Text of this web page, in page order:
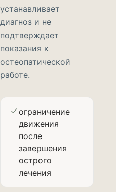
устанавливает
диагноз и не
подтверждает
показания к
остеопатической
работе.
ограничение
движения
после
завершения
острого
лечения